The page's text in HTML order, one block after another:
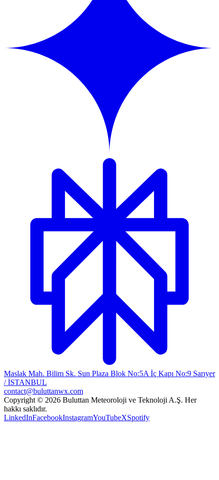
Maslak Mah. Bilim Sk. Sun Plaza Blok No:5A İç Kapı No:9 Sarıyer
/ İSTANBUL
contact@buluttanwx.com
Copyright © 2026 Buluttan Meteoroloji ve Teknoloji A.Ş. Her
hakkı saklıdır.
LinkedInFacebookInstagramYouTubeXSpotify